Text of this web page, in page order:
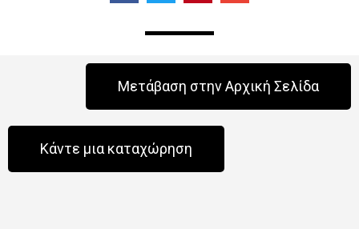
Μετάβαση στην Αρχική Σελίδα
Κάντε μια καταχώρηση